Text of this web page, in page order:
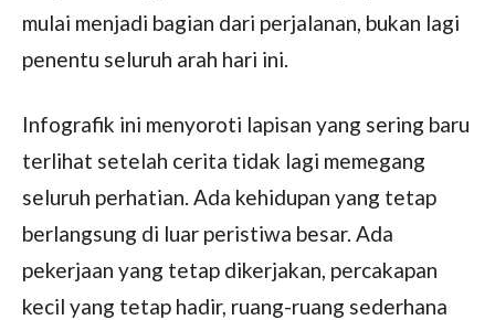
mulai menjadi bagian dari perjalanan, bukan lagi
penentu seluruh arah hari ini.
Infografik ini menyoroti lapisan yang sering baru
terlihat setelah cerita tidak lagi memegang
seluruh perhatian. Ada kehidupan yang tetap
berlangsung di luar peristiwa besar. Ada
pekerjaan yang tetap dikerjakan, percakapan
kecil yang tetap hadir, ruang-ruang sederhana